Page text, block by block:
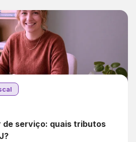
de serviço: quais tributos